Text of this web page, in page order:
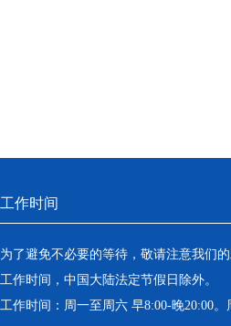
工作时间
为了避免不必要的等待，敬请注意我们
工作时间，中国大陆法定节假日除外。
工作时间：周一至周六 早8:00-晚20:00。